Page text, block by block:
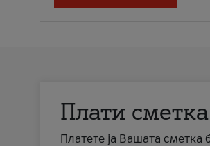
Плати сметка
Платете ја Вашата сметка